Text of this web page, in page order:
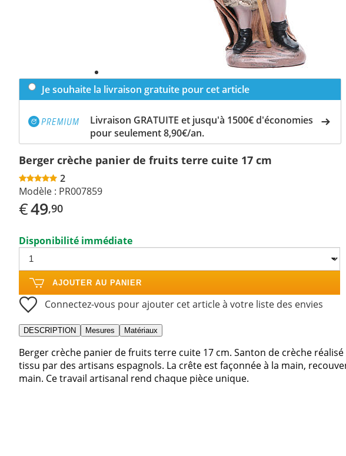
Je souhaite la livraison gratuite pour cet article
Livraison GRATUITE et jusqu'à 1500€ d'économies
pour seulement 8,90€/an.
Berger crèche panier de fruits terre cuite 17 cm
2
Modèle : PR007859
€49,90
Disponibilité immédiate
AJOUTER AU PANIER
Connectez-vous pour ajouter cet article à votre liste des envies
DESCRIPTION Mesures Matériaux
Berger crèche panier de fruits terre cuite 17 cm. Santon de crèche
tissu par des artisans espagnols. La crête est façonnée à la main,
main. Ce travail artisanal rend chaque pièce unique.